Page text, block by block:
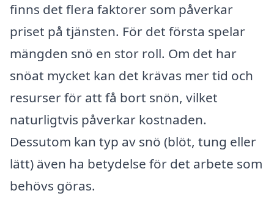
finns det flera faktorer som påverkar
priset på tjänsten. För det första spelar
mängden snö en stor roll. Om det har
snöat mycket kan det krävas mer tid och
resurser för att få bort snön, vilket
naturligtvis påverkar kostnaden.
Dessutom kan typ av snö (blöt, tung eller
lätt) även ha betydelse för det arbete som
behövs göras.